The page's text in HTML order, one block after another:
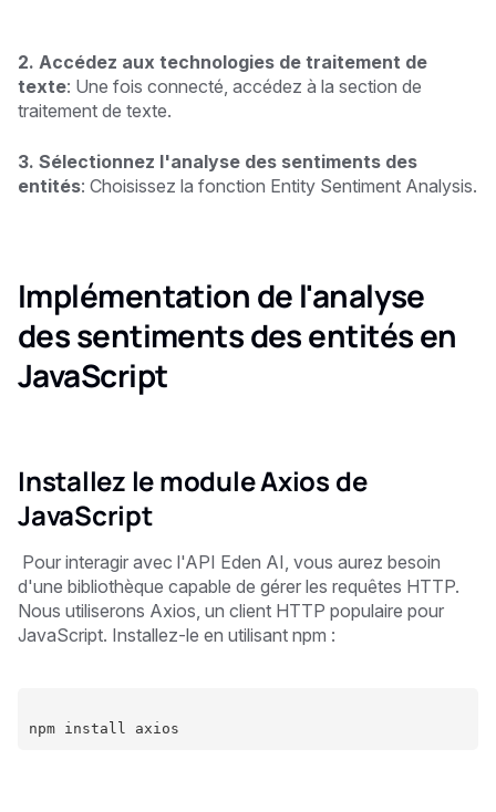
2. Accédez aux technologies de traitement de
texte: Une fois connecté, accédez à la section de
traitement de texte.
3. Sélectionnez l'analyse des sentiments des
entités: Choisissez la fonction Entity Sentiment Analysis.
Implémentation de l'analyse
des sentiments des entités en
JavaScript
Installez le module Axios de
JavaScript
Pour interagir avec l'API Eden AI, vous aurez besoin
d'une bibliothèque capable de gérer les requêtes HTTP.
Nous utiliserons Axios, un client HTTP populaire pour
JavaScript. Installez-le en utilisant npm :
npm install axios